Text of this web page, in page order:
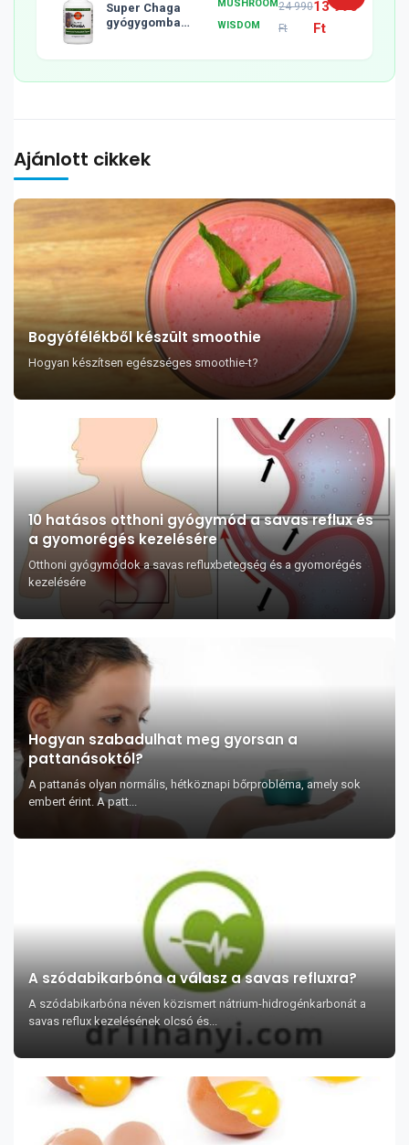
Super Chaga
gyógygomba
MUSHROOM
WISDOM
24 990
Ft
13 990
Ft
Ajánlott cikkek
Bogyófélékből készült smoothie
Hogyan készítsen egészséges smoothie-t?
10 hatásos otthoni gyógymód a savas reflux és
a gyomorégés kezelésére
Otthoni gyógymódok a savas refluxbetegség és a gyomorégés
kezelésére
Hogyan szabadulhat meg gyorsan a
pattanásoktól?
A pattanás olyan normális, hétköznapi bőrprobléma, amely sok
embert érint. A patt...
A szódabikarbóna a válasz a savas refluxra?
A szódabikarbóna néven közismert nátrium-hidrogénkarbonát a
savas reflux kezelésének olcsó és...